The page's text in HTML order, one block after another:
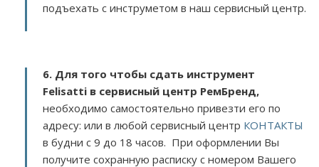
подъехать с инструметом в наш сервисный центр.
6. Для того чтобы сдать инструмент
Felisatti в сервисный центр РемБренд,
необходимо самостоятельно привезти его по
адресу: или в любой сервисный центр КОНТАКТЫ
в будни с 9 до 18 часов. При оформлении Вы
получите сохранную расписку с номером Вашего